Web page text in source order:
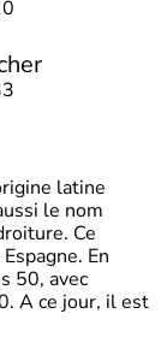
latine
le nom
Ce
En
50, avec
A ce jour, il est